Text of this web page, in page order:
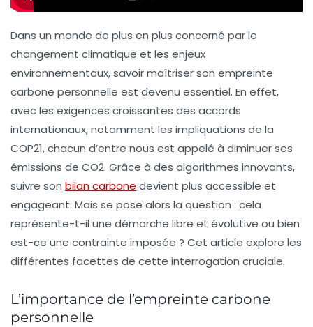
Dans un monde de plus en plus concerné par le
changement climatique et les enjeux
environnementaux, savoir maîtriser son empreinte
carbone personnelle est devenu essentiel. En effet,
avec les exigences croissantes des accords
internationaux, notamment les impliquations de la
COP21, chacun d’entre nous est appelé à diminuer ses
émissions de CO2. Grâce à des algorithmes innovants,
suivre son bilan carbone devient plus accessible et
engageant. Mais se pose alors la question : cela
représente-t-il une démarche libre et évolutive ou bien
est-ce une contrainte imposée ? Cet article explore les
différentes facettes de cette interrogation cruciale.
L’importance de l’empreinte carbone
personnelle